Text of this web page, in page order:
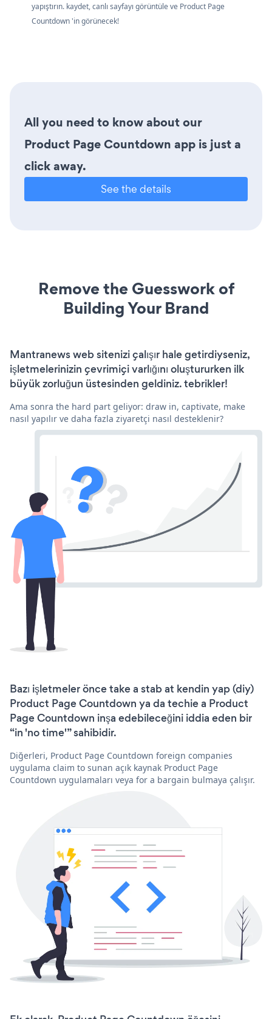
yapıştırın. kaydet, canlı sayfayı görüntüle ve Product Page
Countdown 'in görünecek!
All you need to know about our
Product Page Countdown app is just a
click away.
See the details
Remove the Guesswork of
Building Your Brand
Mantranews web sitenizi çalışır hale getirdiyseniz,
işletmelerinizin çevrimiçi varlığını oluştururken ilk
büyük zorluğun üstesinden geldiniz. tebrikler!
Ama sonra the hard part geliyor: draw in, captivate, make
nasıl yapılır ve daha fazla ziyaretçi nasıl desteklenir?
Bazı işletmeler önce take a stab at kendin yap (diy)
Product Page Countdown ya da techie a Product
Page Countdown inşa edebileceğini iddia eden bir
“in 'no time'” sahibidir.
Diğerleri, Product Page Countdown foreign companies
uygulama claim to sunan açık kaynak Product Page
Countdown uygulamaları veya for a bargain bulmaya çalışır.